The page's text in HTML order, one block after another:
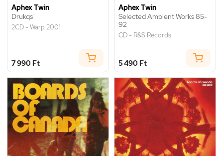
Aphex Twin
Drukqs
2CD - Warp 2001
7 990 Ft
Aphex Twin
Selected Ambient Works 85-
92
CD - R&S Records
5 490 Ft